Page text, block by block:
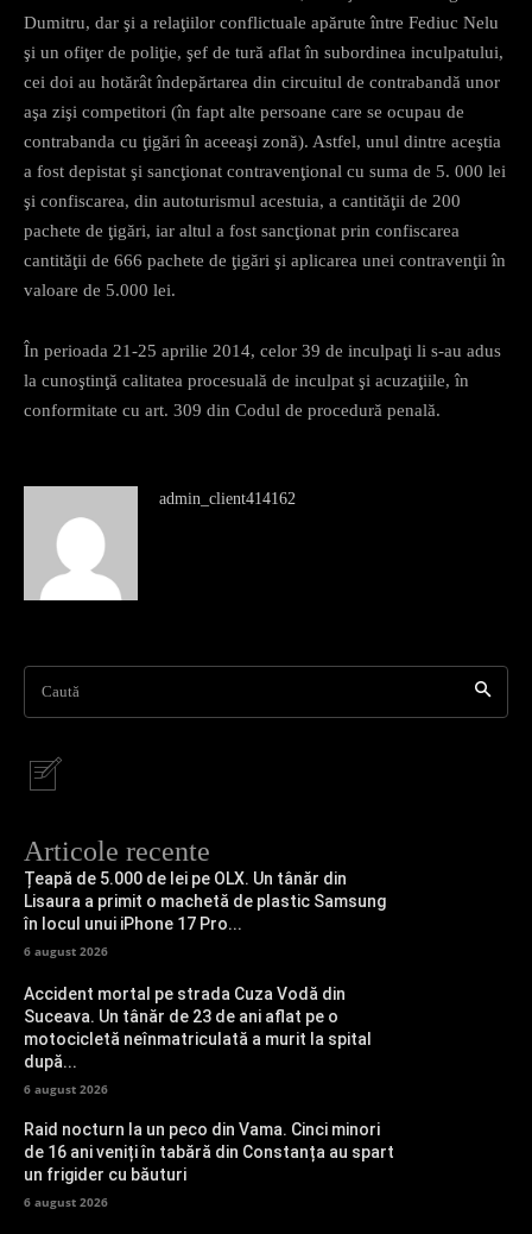
Dumitru, dar şi a relaţiilor conflictuale apărute între Fediuc Nelu
şi un ofiţer de poliţie, şef de tură aflat în subordinea inculpatului,
cei doi au hotărât îndepărtarea din circuitul de contrabandă unor
aşa zişi competitori (în fapt alte persoane care se ocupau de
contrabanda cu ţigări în aceeaşi zonă). Astfel, unul dintre aceştia
a fost depistat şi sancţionat contravenţional cu suma de 5. 000 lei
şi confiscarea, din autoturismul acestuia, a cantităţii de 200
pachete de ţigări, iar altul a fost sancţionat prin confiscarea
cantităţii de 666 pachete de ţigări şi aplicarea unei contravenţii în
valoare de 5.000 lei.
În perioada 21-25 aprilie 2014, celor 39 de inculpaţi li s-au adus
la cunoştinţă calitatea procesuală de inculpat şi acuzaţiile, în
conformitate cu art. 309 din Codul de procedură penală.
admin_client414162
Caută
Articole recente
Țeapă de 5.000 de lei pe OLX. Un tânăr din
Lisaura a primit o machetă de plastic Samsung
în locul unui iPhone 17 Pro...
6 august 2026
Accident mortal pe strada Cuza Vodă din
Suceava. Un tânăr de 23 de ani aflat pe o
motocicletă neînmatriculată a murit la spital
după...
6 august 2026
Raid nocturn la un peco din Vama. Cinci minori
de 16 ani veniți în tabără din Constanța au spart
un frigider cu băuturi
6 august 2026